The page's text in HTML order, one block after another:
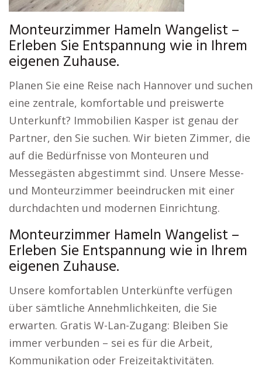
Monteurzimmer Hameln Wangelist –
Erleben Sie Entspannung wie in Ihrem
eigenen Zuhause.
Planen Sie eine Reise nach Hannover und suchen
eine zentrale, komfortable und preiswerte
Unterkunft? Immobilien Kasper ist genau der
Partner, den Sie suchen. Wir bieten Zimmer, die
auf die Bedürfnisse von Monteuren und
Messegästen abgestimmt sind. Unsere Messe-
und Monteurzimmer beeindrucken mit einer
durchdachten und modernen Einrichtung.
Monteurzimmer Hameln Wangelist –
Erleben Sie Entspannung wie in Ihrem
eigenen Zuhause.
Unsere komfortablen Unterkünfte verfügen
über sämtliche Annehmlichkeiten, die Sie
erwarten. Gratis W-Lan-Zugang: Bleiben Sie
immer verbunden – sei es für die Arbeit,
Kommunikation oder Freizeitaktivitäten.